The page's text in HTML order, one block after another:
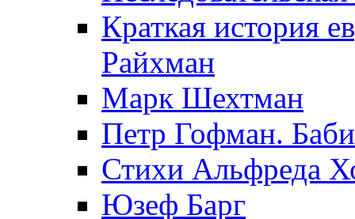
Краткая история
Райхман
Марк Шехтман
Петр Гофман.
Стихи Альфреда
Юзеф Барг